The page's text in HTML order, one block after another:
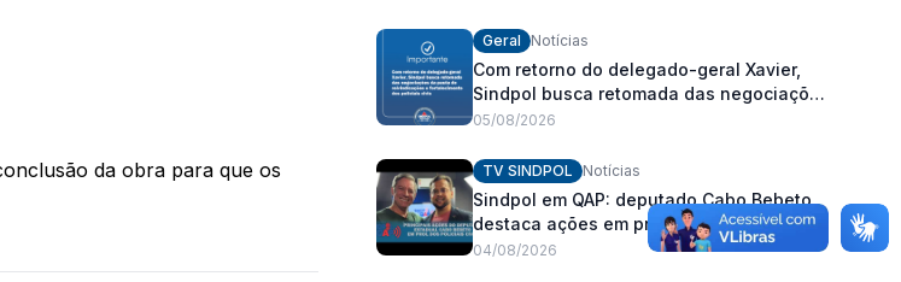
da obra para que os
Geral Notícias
Com retorno do delegado-geral Xavier,
Sindpol busca retomada das negociações
da pauta de reivindicações e
05/08/2026
TV SINDPOL Notícias
Sindpol em QAP: deputado Cabo Bebeto
destaca ações em prol dos policiais civis
04/08/2026